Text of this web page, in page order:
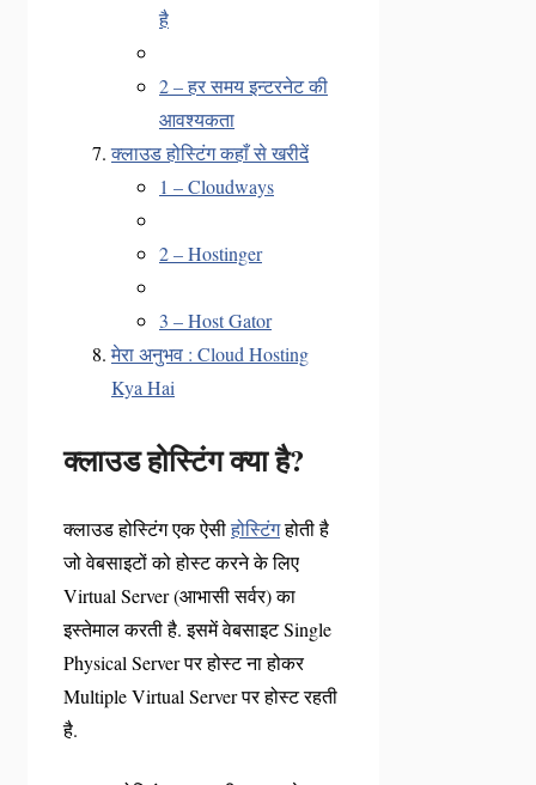
है
2 – हर समय इन्टरनेट की
आवश्यकता
क्लाउड होस्टिंग कहाँ से खरीदें
1 – Cloudways
2 – Hostinger
3 – Host Gator
मेरा अनुभव : Cloud Hosting
Kya Hai
क्लाउड होस्टिंग क्या है?
क्लाउड होस्टिंग एक ऐसीहोस्टिंगहोती है
जो वेबसाइटों को होस्ट करने के लिए
Virtual Server (आभासी सर्वर) का
इस्तेमाल करती है. इसमें वेबसाइट Single
Physical Server पर होस्ट ना होकर
Multiple Virtual Server पर होस्ट रहती
है.